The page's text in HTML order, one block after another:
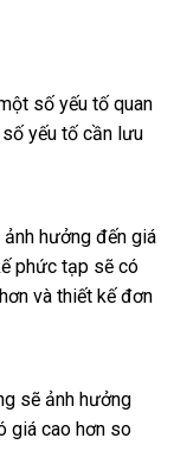
số yếu tố quan
yếu tố cần lưu
hưởng đến giá
phức tạp sẽ có
và thiết kế đơn
sẽ ảnh hưởng
giá cao hơn so